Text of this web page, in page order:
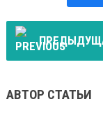
АВТОР СТАТЬИ